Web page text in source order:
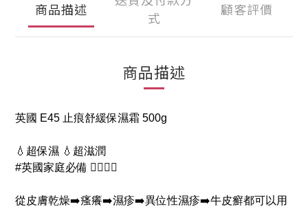
商品描述
式
顧客評價
商品描述
英國 E45 止痕舒緩保濕霜 500g
💧超保濕 💧超滋潤
#英國家庭必備 👍🏻👍🏻
從皮膚乾燥➡️瘙癢➡️濕疹➡️異位性濕疹➡️牛皮癬都可以用